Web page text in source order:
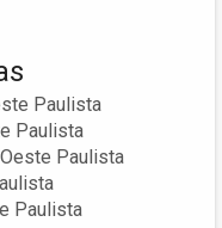
Paulista
Paulista
Paulista
Paulista